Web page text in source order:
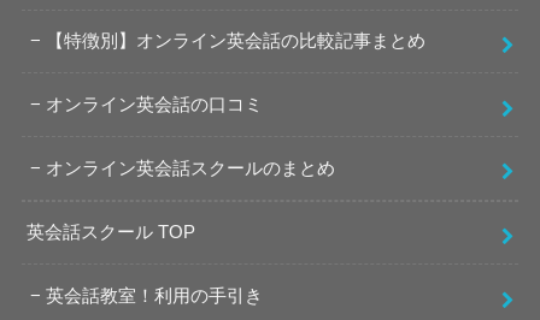
【特徴別】オンライン英会話の比較記事まとめ
オンライン英会話の口コミ
オンライン英会話スクールのまとめ
英会話スクール TOP
英会話教室！利用の手引き